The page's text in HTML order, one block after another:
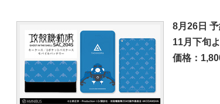
8月26日
11月下旬
価格：